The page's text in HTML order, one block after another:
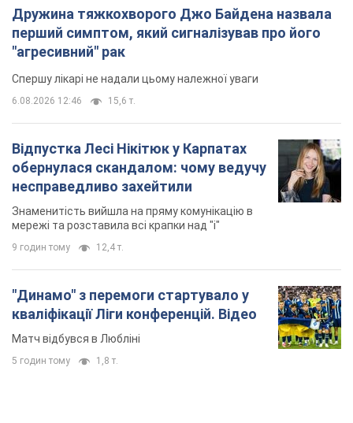
Дружина тяжкохворого Джо Байдена назвала
перший симптом, який сигналізував про його
"агресивний" рак
Спершу лікарі не надали цьому належної уваги
6.08.2026 12:46 15,6 т.
Відпустка Лесі Нікітюк у Карпатах
обернулася скандалом: чому ведучу
несправедливо захейтили
Знаменитість вийшла на пряму комунікацію в
мережі та розставила всі крапки над "і"
9 годин тому 12,4 т.
"Динамо" з перемоги стартувало у
кваліфікації Ліги конференцій. Відео
Матч відбувся в Любліні
5 годин тому 1,8 т.